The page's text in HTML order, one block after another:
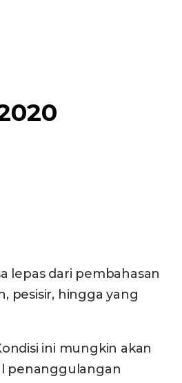
lepas dari pembahasan
pesisir, hingga yang
ini mungkin akan
penanggulangan